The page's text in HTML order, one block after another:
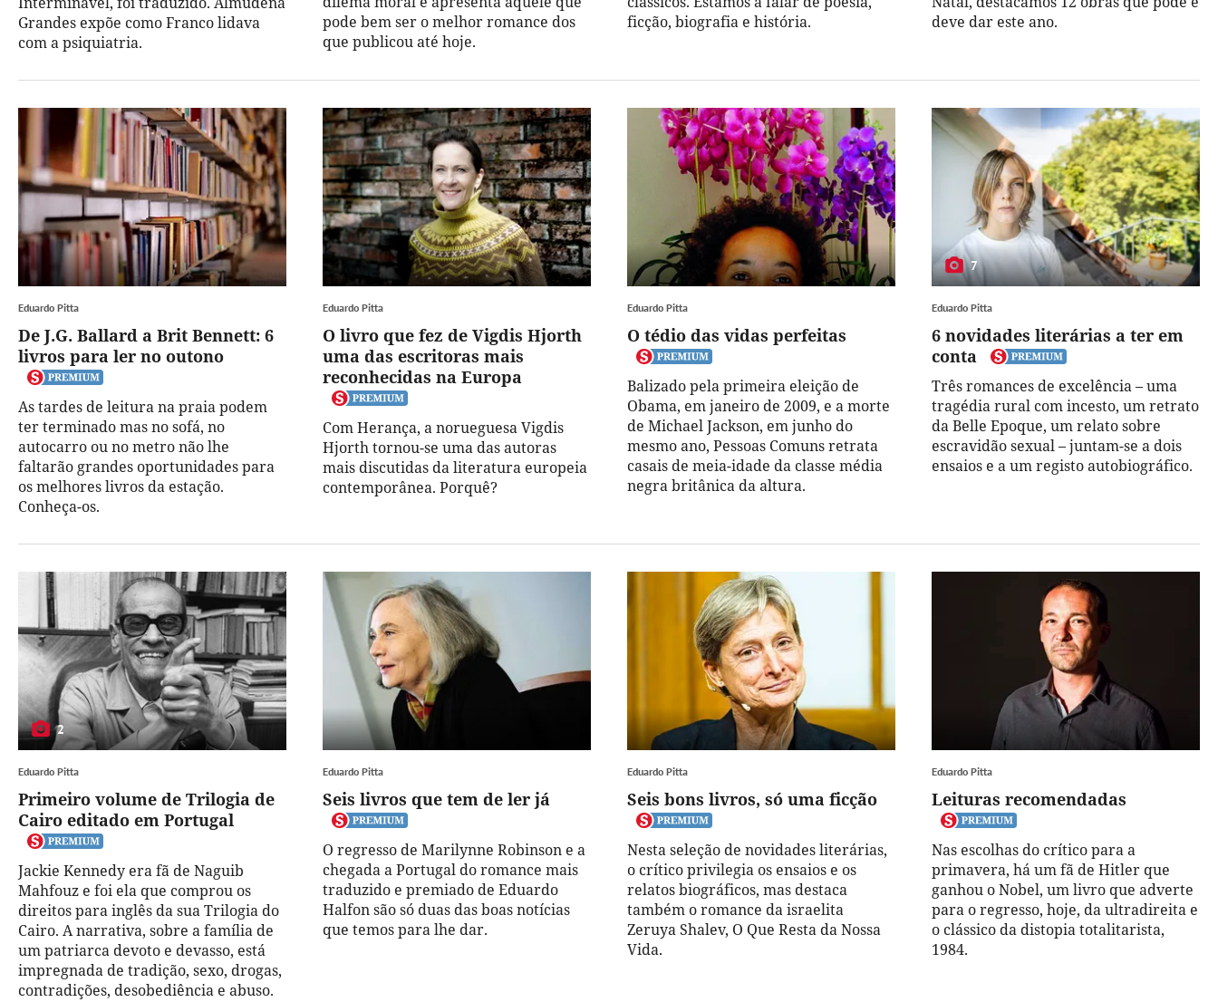
Grandes expõe como Franco lidava
com a psiquiatria.
pode bem ser o melhor romance dos
que publicou até hoje.
ficção, biografia e história.
deve dar este ano.
Eduardo Pitta
De J.G. Ballard a Brit Bennett: 6
livros para ler no outono
As tardes de leitura na praia podem
ter terminado mas no sofá, no
autocarro ou no metro não lhe
faltarão grandes oportunidades para
os melhores livros da estação.
Conheça-os.
Eduardo Pitta
O livro que fez de Vigdis Hjorth
uma das escritoras mais
reconhecidas na Europa
Com Herança, a norueguesa Vigdis
Hjorth tornou-se uma das autoras
mais discutidas da literatura europeia
contemporânea. Porquê?
Eduardo Pitta
O tédio das vidas perfeitas
Balizado pela primeira eleição de
Obama, em janeiro de 2009, e a morte
de Michael Jackson, em junho do
mesmo ano, Pessoas Comuns retrata
casais de meia-idade da classe média
negra britânica da altura.
7
Eduardo Pitta
6 novidades literárias a ter em
conta
Três romances de excelência – uma
tragédia rural com incesto, um retrato
da Belle Epoque, um relato sobre
escravidão sexual – juntam-se a dois
ensaios e a um registo autobiográfico.
2
Eduardo Pitta
Primeiro volume de Trilogia de
Cairo editado em Portugal
Jackie Kennedy era fã de Naguib
Mahfouz e foi ela que comprou os
direitos para inglês da sua Trilogia do
Cairo. A narrativa, sobre a família de
um patriarca devoto e devasso, está
impregnada de tradição, sexo, drogas,
contradições, desobediência e abuso.
Eduardo Pitta
Seis livros que tem de ler já
O regresso de Marilynne Robinson e a
chegada a Portugal do romance mais
traduzido e premiado de Eduardo
Halfon são só duas das boas notícias
que temos para lhe dar.
Eduardo Pitta
Seis bons livros, só uma ficção
Nesta seleção de novidades literárias,
o crítico privilegia os ensaios e os
relatos biográficos, mas destaca
também o romance da israelita
Zeruya Shalev, O Que Resta da Nossa
Vida.
Eduardo Pitta
Leituras recomendadas
Nas escolhas do crítico para a
primavera, há um fã de Hitler que
ganhou o Nobel, um livro que adverte
para o regresso, hoje, da ultradireita e
o clássico da distopia totalitarista,
1984.